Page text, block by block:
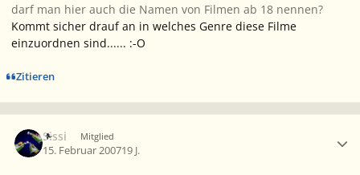
darf man hier auch die Namen von Filmen ab 18 nennen?
Kommt sicher drauf an in welches Genre diese Filme
einzuordnen sind...... :-O
Zitieren
Sissi Mitglied
15. Februar 200719 J.